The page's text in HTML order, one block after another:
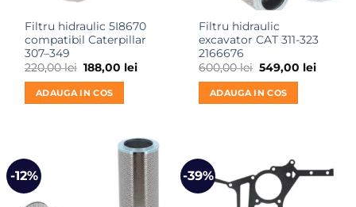
Filtru hidraulic 5I8670
compatibil Caterpillar
307–349
220,00lei Prețul
inițial
a
fost:
220,00 lei.
188,00 leiPrețul
ADAUGA IN COS
Filtru hidraulic
excavator CAT 311-323
2166676
600,00lei Prețul
inițial
a
fost:
600,00 lei.
549,00 leiPrețul
ADAUGA IN COS
-12% -39%